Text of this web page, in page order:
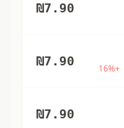
₪7.90
+
16%
₪7.90
₪7.90